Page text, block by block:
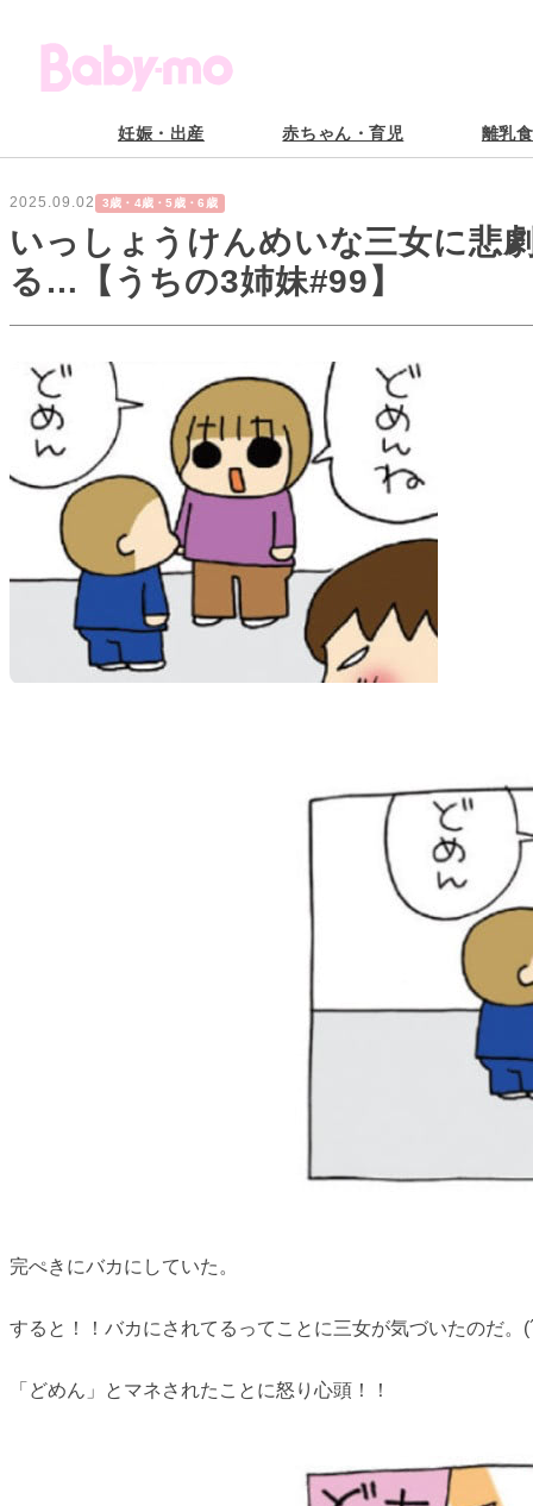
妊娠・出産 赤ちゃん・育児 離乳食
2025.09.02 3歳・4歳・5歳・6歳
いっしょうけんめいな三女に悲
る…【うちの3姉妹#99】
完ぺきにバカにしていた。
すると！！バカにされてるってことに三女が気づいたのだ。
「どめん」とマネされたことに怒り心頭！！